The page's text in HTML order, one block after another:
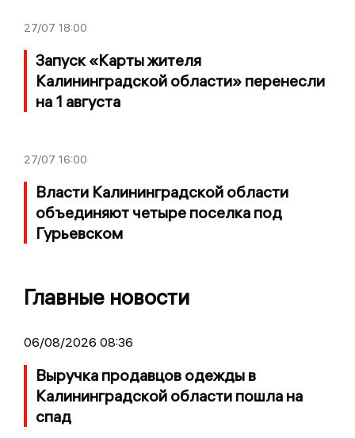
27/07 18:00
Запуск «Карты жителя
Калининградской области» перенесли
на 1 августа
27/07 16:00
Власти Калининградской области
объединяют четыре поселка под
Гурьевском
Главные новости
06/08/2026 08:36
Выручка продавцов одежды в
Калининградской области пошла на
спад